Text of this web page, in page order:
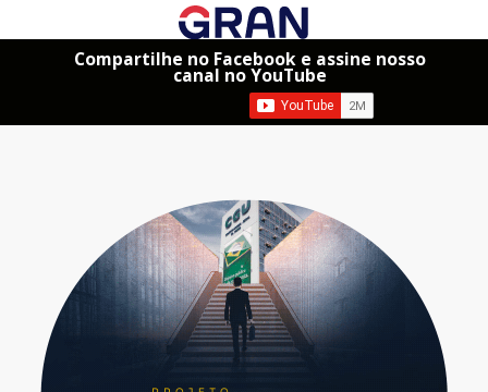
Compartilhe no Facebook e assine nosso
canal no YouTube